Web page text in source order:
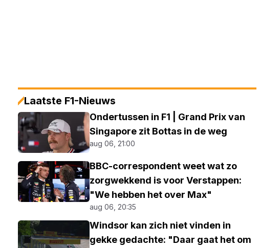
Laatste F1-Nieuws
Ondertussen in F1 | Grand Prix van
Singapore zit Bottas in de weg
aug 06, 21:00
BBC-correspondent weet wat zo
zorgwekkend is voor Verstappen:
"We hebben het over Max"
aug 06, 20:35
Windsor kan zich niet vinden in
gekke gedachte: "Daar gaat het om